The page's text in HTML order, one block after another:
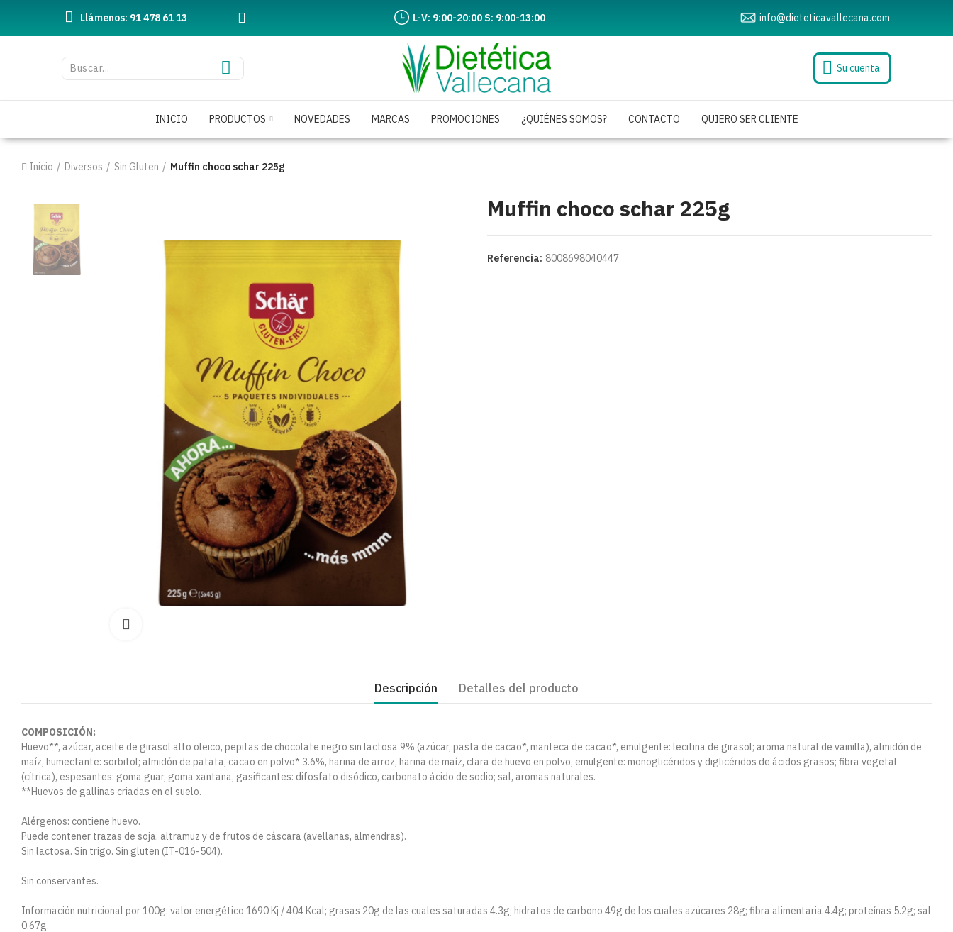
Llámenos: 91 478 61 13 L-V: 9:00-20:00 S: 9:00-13:00 info@dieteticavallecana.com
Su cuenta
INICIO PRODUCTOS NOVEDADES MARCAS PROMOCIONES ¿QUIÉNES SOMOS? CONTACTO QUIERO SER CLIENTE
Inicio Diversos Sin Gluten Muffin choco schar 225g
Muffin choco schar 225g
Referencia: 8008698040447
Descripción Detalles del producto
COMPOSICIÓN:
Huevo**, azúcar, aceite de girasol alto oleico, pepitas de chocolate negro sin lactosa 9% (azúcar, pasta de cacao*, manteca de cacao*, emulgente: lecitina de girasol; aroma natural de vainilla), almidón de
maíz, humectante: sorbitol; almidón de patata, cacao en polvo* 3.6%, harina de arroz, harina de maíz, clara de huevo en polvo, emulgente: monoglicéridos y diglicéridos de ácidos grasos; fibra vegetal
(cítrica), espesantes: goma guar, goma xantana, gasificantes: difosfato disódico, carbonato ácido de sodio; sal, aromas naturales.
**Huevos de gallinas criadas en el suelo.
Alérgenos: contiene huevo.
Puede contener trazas de soja, altramuz y de frutos de cáscara (avellanas, almendras).
Sin lactosa. Sin trigo. Sin gluten (IT-016-504).
Sin conservantes.
Información nutricional por 100g: valor energético 1690 Kj / 404 Kcal; grasas 20g de las cuales saturadas 4.3g; hidratos de carbono 49g de los cuales azúcares 28g; fibra alimentaria 4.4g; proteínas 5.2g; sal
0.67g.